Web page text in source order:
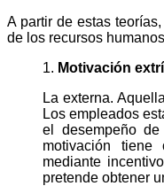
A partir de estas
de los recursos
1. Motivación
La externa.
Los empleados
el desempeño
motivación tiene
mediante
pretende obtener